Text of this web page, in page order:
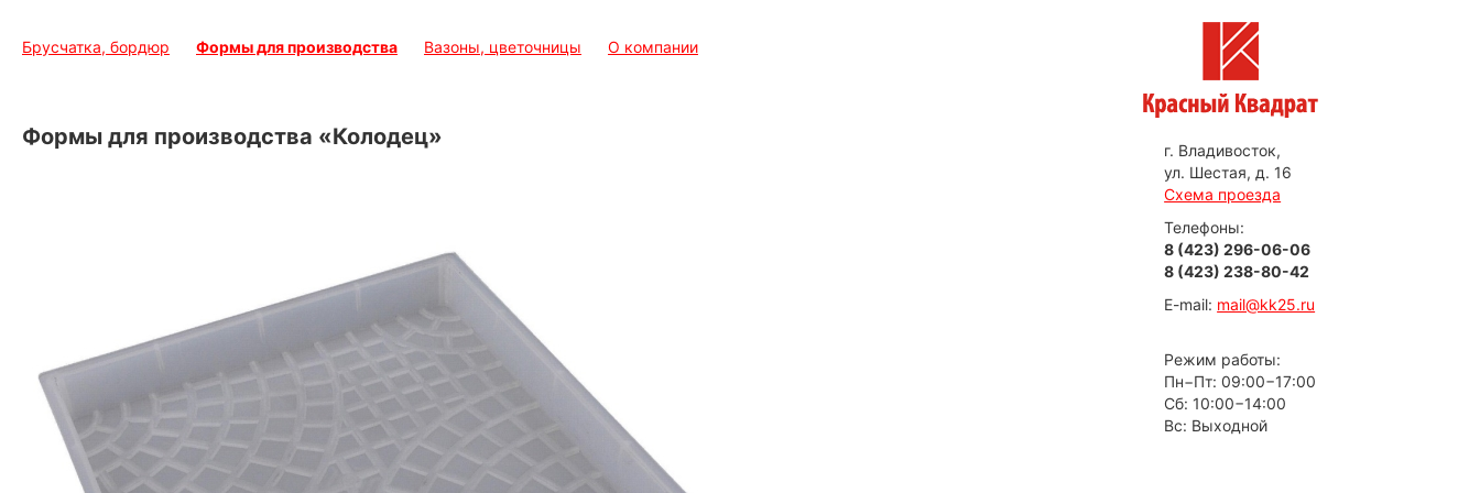
г. Владивосток,
ул. Шестая, д. 16
Схема проезда
Телефоны:
8 (423) 296-06-06
8 (423) 238-80-42
E-mail: mail@kk25.ru
Режим работы:
Пн−Пт: 09:00−17:00
Сб: 10:00−14:00
Вс: Выходной
Брусчатка, бордюр Формы для производства Вазоны, цветочницы О компании
Формы для производства «Колодец»